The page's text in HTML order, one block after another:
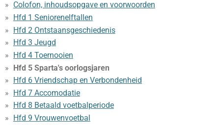
Colofon, inhoudsopgave en voorwoorden
Hfd 1 Seniorenelftallen
Hfd 2 Ontstaansgeschiedenis
Hfd 3 Jeugd
Hfd 4 Toernooien
Hfd 5 Sparta's oorlogsjaren
Hfd 6 Vriendschap en Verbondenheid
Hfd 7 Accomodatie
Hfd 8 Betaald voetbalperiode
Hfd 9 Vrouwenvoetbal